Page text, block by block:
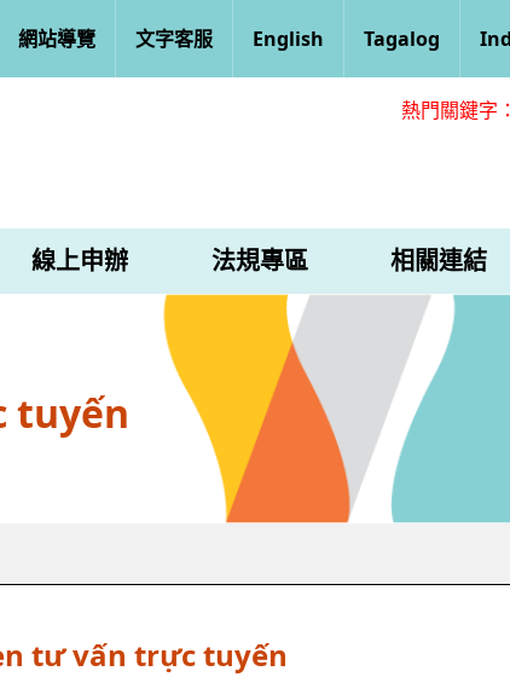
網站導覽 文字客服 English Tagalog
熱門關鍵字：
線上申辦 法規專區 相關連結
tuyến
tư vấn trực tuyến